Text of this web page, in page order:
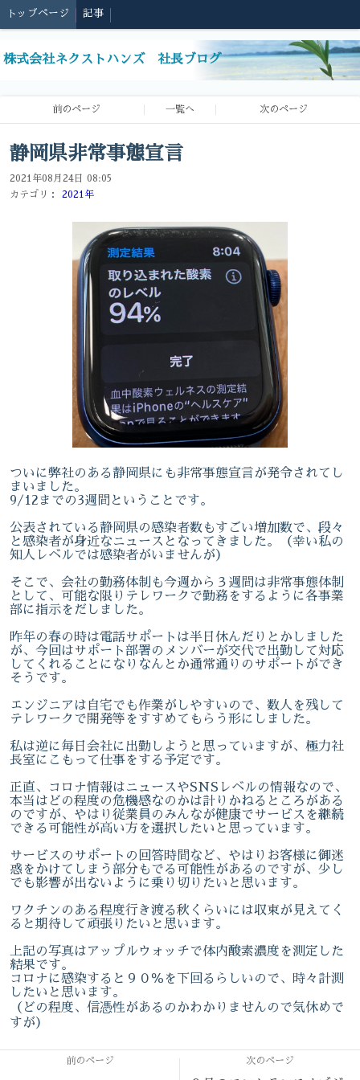
トップページ 記事
株式会社ネクストハンズ 社長ブログ
前のページ 一覧へ 次のページ
静岡県非常事態宣言
2021年08月24日 08:05
カテゴリ：
2021年
ついに弊社のある静岡県にも非常事態宣言が発令されてし
まいました。
9/12までの3週間ということです。
公表されている静岡県の感染者数もすごい増加数で、段々
と感染者が身近なニュースとなってきました。（幸い私の
知人レベルでは感染者がいませんが）
そこで、会社の勤務体制も今週から３週間は非常事態体制
として、可能な限りテレワークで勤務をするように各事業
部に指示をだしました。
昨年の春の時は電話サポートは半日休んだりとかしました
が、今回はサポート部署のメンバーが交代で出勤して対応
してくれることになりなんとか通常通りのサポートができ
そうです。
エンジニアは自宅でも作業がしやすいので、数人を残して
テレワークで開発等をすすめてもらう形にしました。
私は逆に毎日会社に出勤しようと思っていますが、極力社
長室にこもって仕事をする予定です。
正直、コロナ情報はニュースやSNSレベルの情報なので、
本当はどの程度の危機感なのかは計りかねるところがある
のですが、やはり従業員のみんなが健康でサービスを継続
できる可能性が高い方を選択したいと思っています。
サービスのサポートの回答時間など、やはりお客様に御迷
惑をかけてしまう部分もでる可能性があるのですが、少し
でも影響が出ないように乗り切りたいと思います。
ワクチンのある程度行き渡る秋くらいには収束が見えてく
ると期待して頑張りたいと思います。
上記の写真はアップルウォッチで体内酸素濃度を測定した
結果です。
コロナに感染すると９０％を下回るらしいので、時々計測
したいと思います。
（どの程度、信憑性があるのかわかりませんので気休めで
すが）
前のページ 次のページ